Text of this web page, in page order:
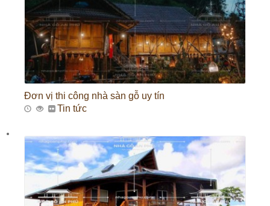
Đơn vị thi công nhà sàn gỗ uy tín
Tin tức